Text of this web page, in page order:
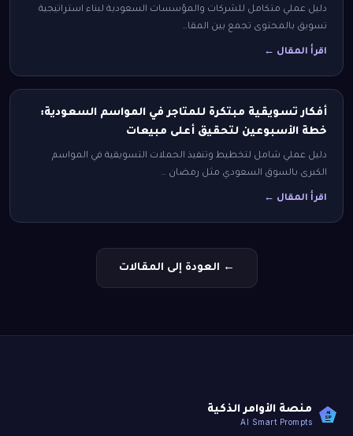
دليل عملي متكامل للشركات والمؤسسات السعودية لبناء استراتيجية
تسويق بالمحتوى تجمع بين المقا…
اقرأ المقال ←
أفكار تسويقية مبتكرة للمتاجر في المواسم السعودية:
خطة الأسبوعين لتحقيق أعلى مبيعات
دليل عملي شامل لتخطيط وتنفيذ الحملات التسويقية في المواسم
الكبرى بالسوق السعودي مثل رمضان …
اقرأ المقال ←
← العودة إلى المقالات
AI
SP
منصة الأوامر الذكية
AI Smart Prompts